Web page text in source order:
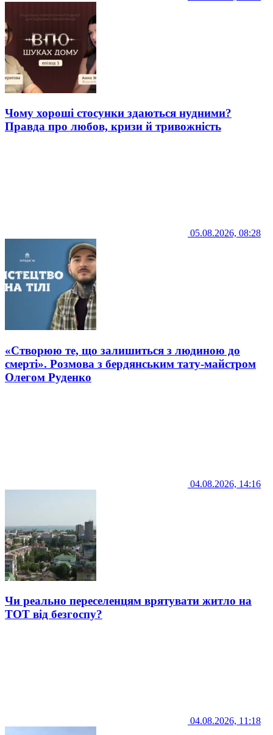
Чому хороші стосунки здаються нудними?
Правда про любов, кризи й тривожність
05.08.2026, 08:28
«Створюю те, що залишиться з людиною до
смерті». Розмова з бердянським тату-майстром
Олегом Руденко
04.08.2026, 14:16
Чи реально переселенцям врятувати житло на
ТОТ від безгоспу?
04.08.2026, 11:18